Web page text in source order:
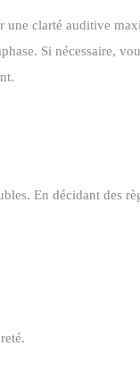
une clarté auditive
Si nécessaire,
En décidant des